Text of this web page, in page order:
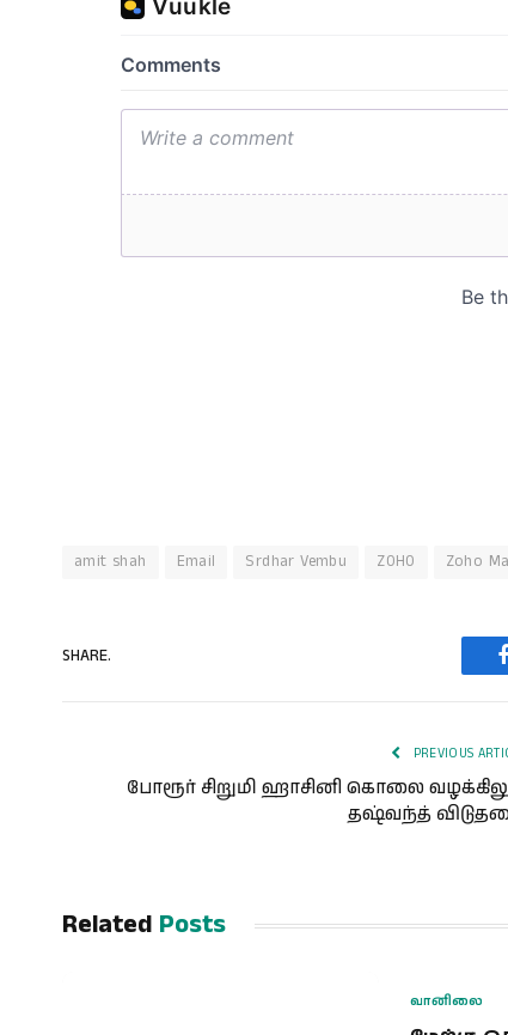
amit shah Email Srdhar Vembu ZOHO Zoho
SHARE.
PREVIOUS
போரூர் சிறுமி ஹாசினி கொலை
தஷ்வந்த்
Related Posts
வானிலை